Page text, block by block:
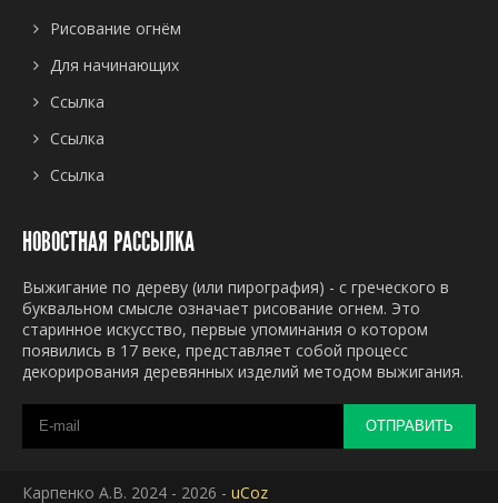
Рисование огнём
Для начинающих
Ссылка
Ссылка
Ссылка
НОВОСТНАЯ РАССЫЛКА
Выжигание по дереву (или пирография) - с греческого в
буквальном смысле означает рисование огнем. Это
старинное искусство, первые упоминания о котором
появились в 17 веке, представляет собой процесс
декорирования деревянных изделий методом выжигания.
ОТПРАВИТЬ
Карпенко А.В. 2024 - 2026 - uCoz